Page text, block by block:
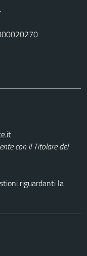
con il Titolare del
riguardanti la